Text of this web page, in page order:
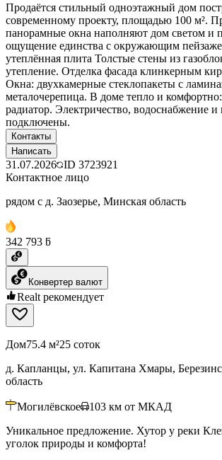
Продаётся стильный одноэтажный дом
современному проекту, площадью 100 м².
панорамные окна наполняют дом светом и
ощущение единства с окружающим
утеплённая плита Толстые стены из
утепление. Отделка фасада клинкерным
Окна: двухкамерные стеклопакеты с
металочерепица. В доме тепло и
радиатор. Электричество, водоснабжение и
подключены.
Контакты
Написать
31.07.2026 ID 3723921
Контактное лицо
рядом с д. Заозерье, Минская область
342 793 ƃ
Конвертер валют
Realt рекомендует
Дом75.4 м²25 соток
д. Капланцы, ул. Капитана Хмары,
область
Могилёвское 103 км от МКАД
Уникальное предложение. Хутор у реки
уголок природы и комфорта!